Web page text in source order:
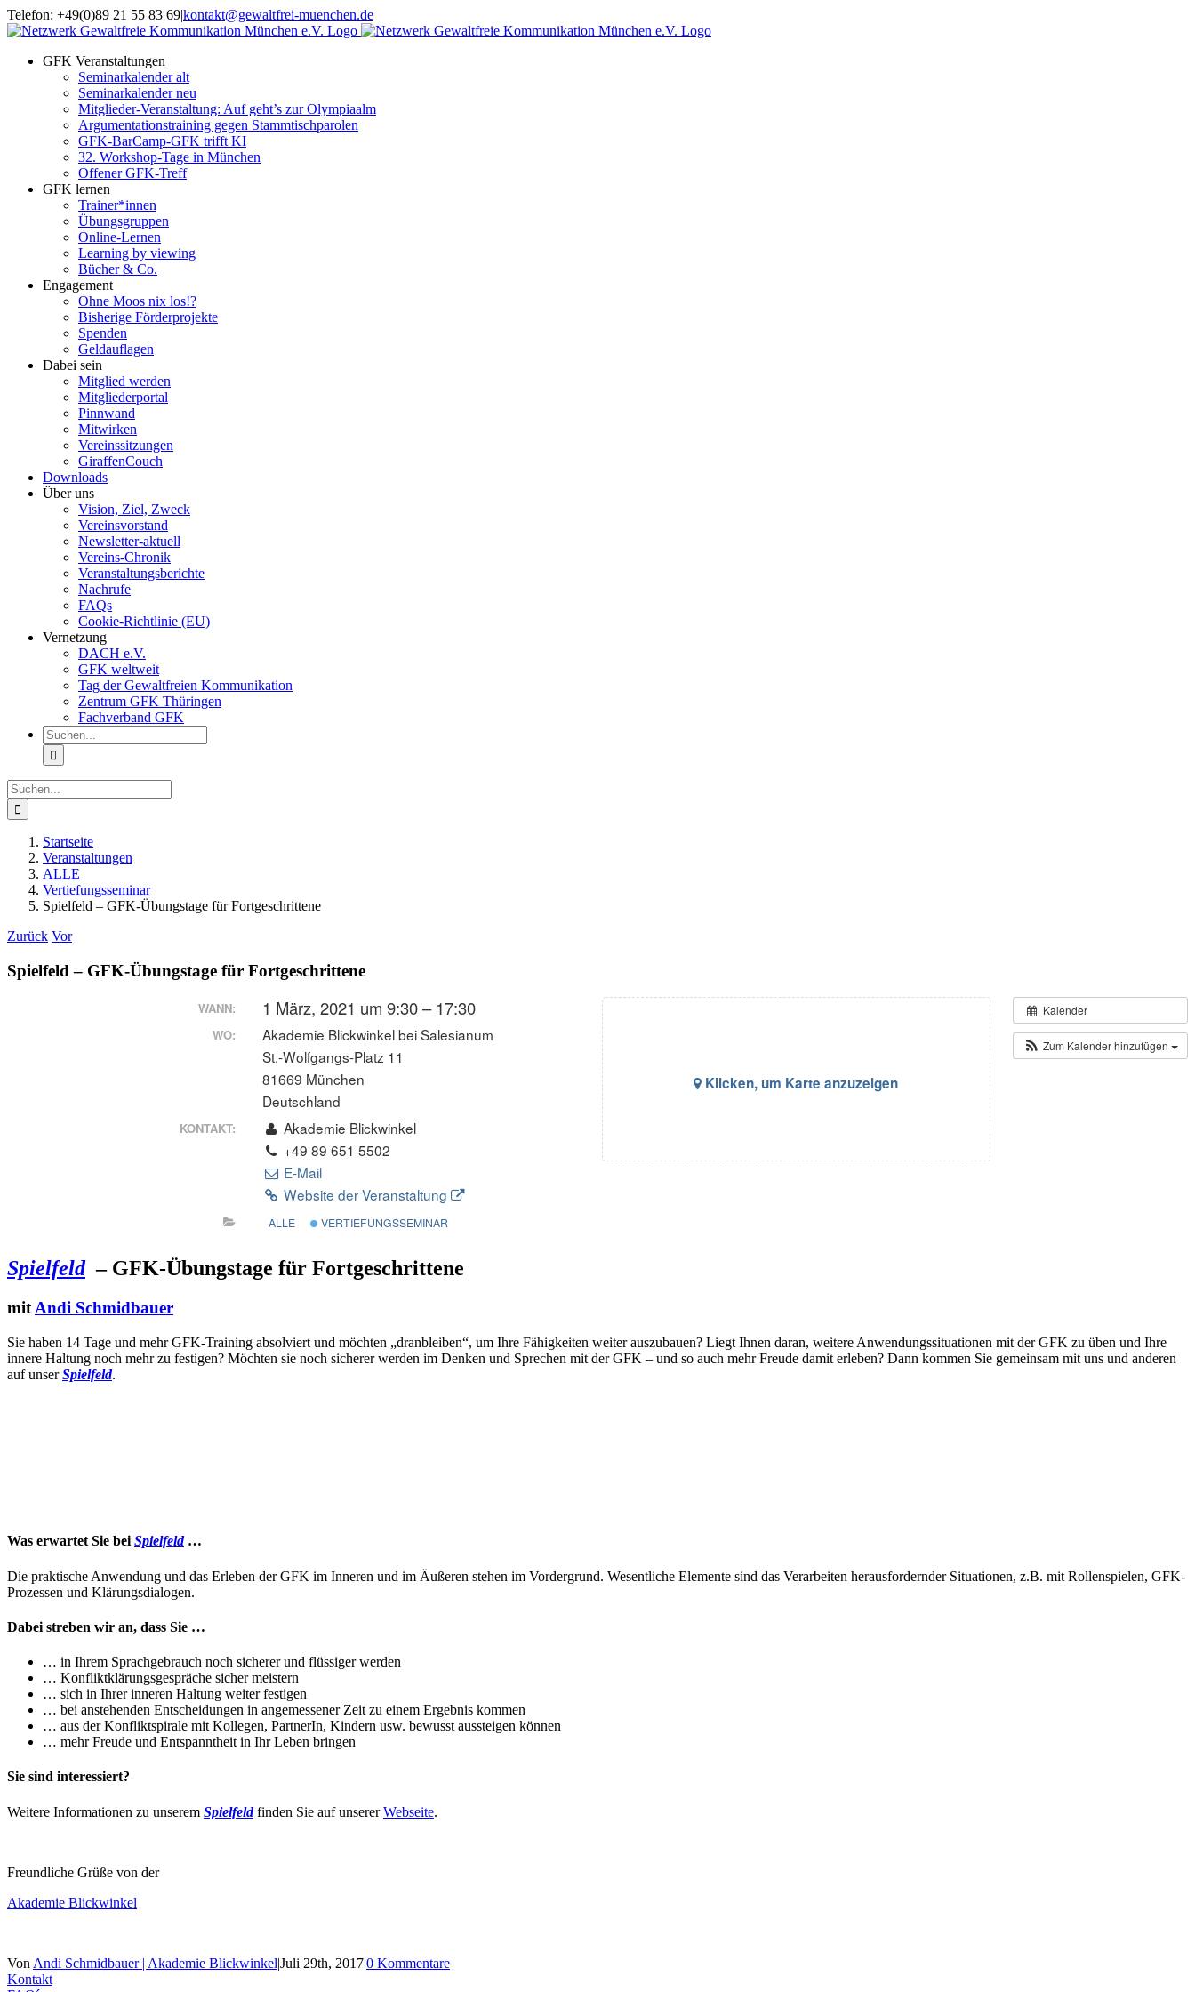
Zum
Inhalt
Telefon: +49(0)89 21 55 83 69|kontakt@gewaltfrei-muenchen.de
Einloggen
Infos
Seminarkalender
GFK Veranstaltungen
Seminarkalender alt
Seminarkalender neu
Mitglieder-Veranstaltung: Auf geht’s zur Olympiaalm
Argumentationstraining gegen Stammtischparolen
GFK-BarCamp-GFK trifft KI
32. Workshop-Tage in München
Offener GFK-Treff
GFK lernen
Trainer*innen
Übungsgruppen
Online-Lernen
Learning by viewing
Bücher & Co.
Engagement
Ohne Moos nix los!?
Bisherige Förderprojekte
Spenden
Geldauflagen
Dabei sein
Mitglied werden
Mitgliederportal
Pinnwand
Mitwirken
Vereinssitzungen
GiraffenCouch
Downloads
Über uns
Vision, Ziel, Zweck
Vereinsvorstand
Newsletter-aktuell
Vereins-Chronik
Veranstaltungsberichte
Nachrufe
FAQs
Cookie-Richtlinie (EU)
Vernetzung
DACH e.V.
GFK weltweit
Tag der Gewaltfreien Kommunikation
Zentrum GFK Thüringen
Fachverband GFK
Suche
nach:
Suche
nach:
Startseite
Veranstaltungen
ALLE
Vertiefungsseminar
Spielfeld – GFK-Übungstage für Fortgeschrittene
Zurück Vor
Spielfeld – GFK-Übungstage für Fortgeschrittene
Kalender
Zum Kalender hinzufügen
Klicken, um Karte anzuzeigen
WANN: 1 März, 2021 um 9:30 – 17:30
WO:
Akademie Blickwinkel bei Salesianum
St.-Wolfgangs-Platz 11
81669 München
Deutschland
KONTAKT:
Akademie Blickwinkel
+49 89 651 5502
E-Mail
Website der Veranstaltung
ALLE VERTIEFUNGSSEMINAR
Spielfeld– GFK-Übungstage für Fortgeschrittene
mitAndi Schmidbauer
Sie haben 14 Tage und mehr GFK-Training absolviert und möchten „dranbleiben“, um Ihre Fähigkeiten weiter auszubauen? Liegt Ihnen daran, weitere Anwendungssituationen mit der GFK zu üben und Ihre
innere Haltung noch mehr zu festigen? Möchten sie noch sicherer werden im Denken und Sprechen mit der GFK – und so auch mehr Freude damit erleben? Dann kommen Sie gemeinsam mit uns und anderen
auf unserSpielfeld.
Was erwartet Sie bei Spielfeld…
Die praktische Anwendung und das Erleben der GFK im Inneren und im Äußeren stehen im Vordergrund. Wesentliche Elemente sind das Verarbeiten herausfordernder Situationen, z.B. mit Rollenspielen, GFK-
Prozessen und Klärungsdialogen.
Dabei streben wir an, dass Sie …
… in Ihrem Sprachgebrauch noch sicherer und flüssiger werden
… Konfliktklärungsgespräche sicher meistern
… sich in Ihrer inneren Haltung weiter festigen
… bei anstehenden Entscheidungen in angemessener Zeit zu einem Ergebnis kommen
… aus der Konfliktspirale mit Kollegen, PartnerIn, Kindern usw. bewusst aussteigen können
… mehr Freude und Entspanntheit in Ihr Leben bringen
Sie sind interessiert?
Weitere Informationen zu unserem Spielfeldfinden Sie auf unsererWebseite.
Freundliche Grüße von der
Akademie Blickwinkel
Von Andi Schmidbauer | Akademie Blickwinkel|Juli 29th, 2017|0 Kommentare
Kontakt